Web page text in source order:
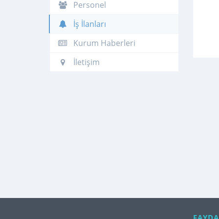
Personel
İş İlanları
Kurum Haberleri
İletişim